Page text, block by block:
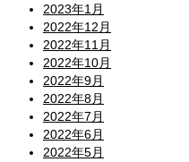
2023年1月
2022年12月
2022年11月
2022年10月
2022年9月
2022年8月
2022年7月
2022年6月
2022年5月